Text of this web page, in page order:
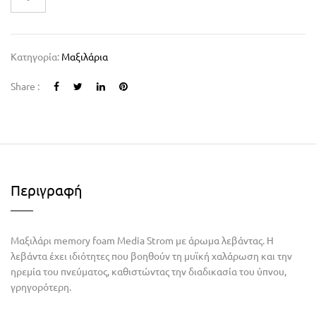
Κατηγορία: Μαξιλάρια
Share :
Περιγραφή
Μαξιλάρι memory foam Media Strom με άρωμα λεβάντας. Η
λεβάντα έχει ιδιότητες που βοηθούν τη μυϊκή χαλάρωση και την
ηρεμία του πνεύματος, καθιστώντας την διαδικασία του ύπνου,
γρηγορότερη.